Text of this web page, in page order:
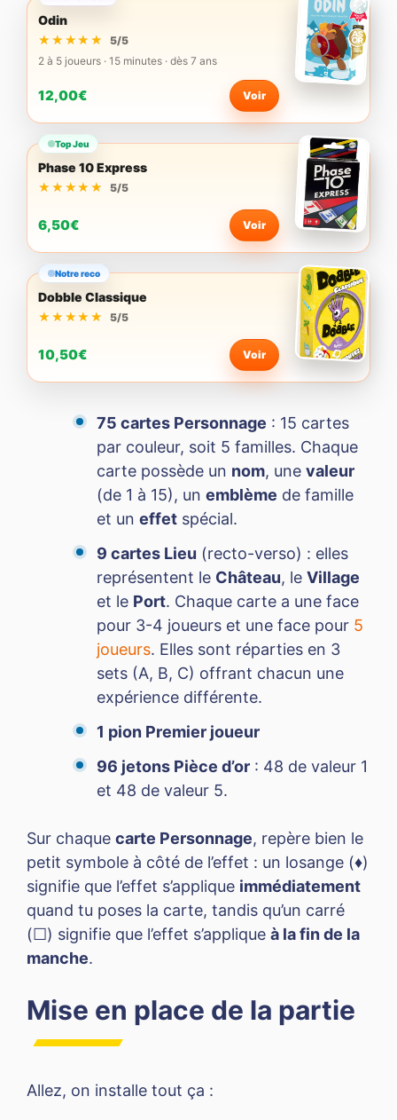
Odin
★★★★★
★★★★★
5/5
2 à 5 joueurs · 15 minutes · dès 7 ans
12,00€ Voir
Top Jeu
Phase 10 Express
★★★★★
★★★★★ 5/5
6,50€ Voir
Notre reco
Dobble Classique
★★★★★
★★★★★ 5/5
10,50€ Voir
75 cartes Personnage : 15 cartes
par couleur, soit 5 familles. Chaque
carte possède un nom, une valeur
(de 1 à 15), un emblème de famille
et un effet spécial.
9 cartes Lieu (recto-verso) : elles
représentent le Château, le Village
et le Port. Chaque carte a une face
pour 3-4 joueurs et une face pour 5
joueurs. Elles sont réparties en 3
sets (A, B, C) offrant chacun une
expérience différente.
1 pion Premier joueur
96 jetons Pièce d’or : 48 de valeur 1
et 48 de valeur 5.
Sur chaque carte Personnage, repère bien le
petit symbole à côté de l’effet : un losange (♦)
signifie que l’effet s’applique immédiatement
quand tu poses la carte, tandis qu’un carré
(☐) signifie que l’effet s’applique à la fin de la
manche.
Mise en place de la partie
Allez, on installe tout ça :